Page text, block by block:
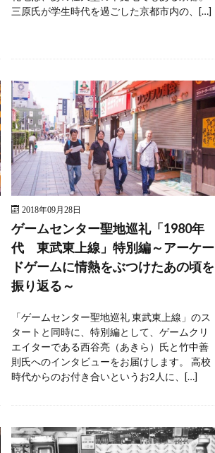
三原氏が学生時代を過ごした京都市内の、[…]
2018年09月28日
ゲームセンター聖地巡礼「1980年
代 東武東上線」特別編～アーケー
ドゲームに情熱をぶつけたあの頃を
振り返る～
「ゲームセンター聖地巡礼 東武東上線」のス
タートと同時に、特別編として、ゲームクリ
エイターである西谷亮（あきら）氏と竹中善
則氏へのインタビューをお届けします。 高校
時代からのお付き合いというお2人に、[…]